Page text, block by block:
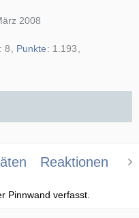
2008
8 Punkte
1.193
Reaktionen
Pinnwand verfasst.